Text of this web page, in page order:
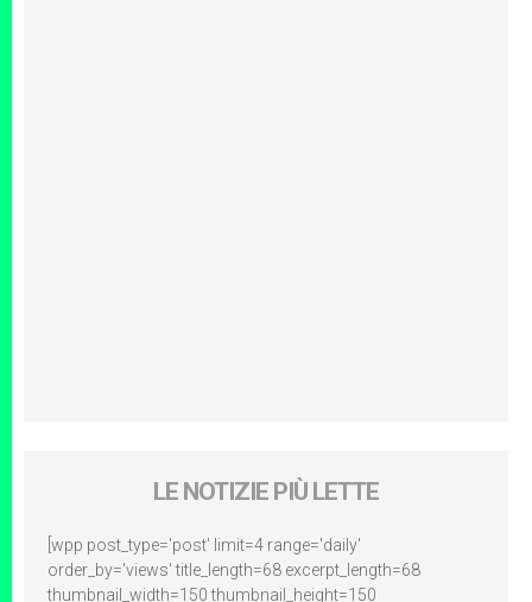
LE NOTIZIE PIÙ LETTE
[wpp post_type='post' limit=4 range='daily'
order_by='views' title_length=68 excerpt_length=68
thumbnail_width=150 thumbnail_height=150